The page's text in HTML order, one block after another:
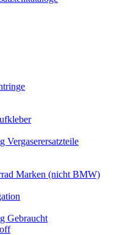
Vergaserersatzteile
Marken (nicht BMW)
Gebraucht